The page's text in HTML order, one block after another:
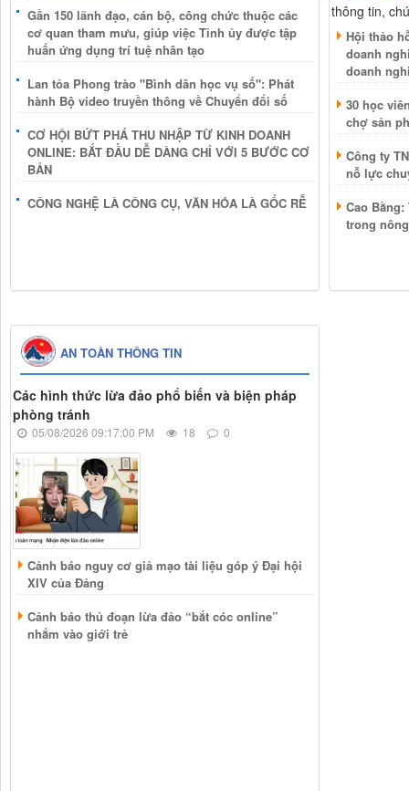
Gần 150 lãnh đạo, cán bộ, công chức thuộc các
cơ quan tham mưu, giúp việc Tỉnh ủy được tập
huấn ứng dụng trí tuệ nhân tạo
Lan tỏa Phong trào "Bình dân học vụ số": Phát
hành Bộ video truyền thông về Chuyển đổi số
CƠ HỘI BỨT PHÁ THU NHẬP TỪ KINH DOANH
ONLINE: BẮT ĐẦU DỄ DÀNG CHỈ VỚI 5 BƯỚC CƠ
BẢN
CÔNG NGHỆ LÀ CÔNG CỤ, VĂN HÓA LÀ GỐC RỄ
thông tin,
Hội thảo
doanh
doanh
30 học
chợ sản
Công ty
nỗ lực
Cao
trong
AN TOÀN THÔNG TIN
Các hình thức lừa đảo phổ biến và biện pháp
phòng tránh
05/08/2026 09:17:00 PM 18 0
Cảnh báo nguy cơ giả mạo tài liệu góp ý Đại hội
XIV của Đảng
Cảnh báo thủ đoạn lừa đảo “bắt cóc online”
nhắm vào giới trẻ